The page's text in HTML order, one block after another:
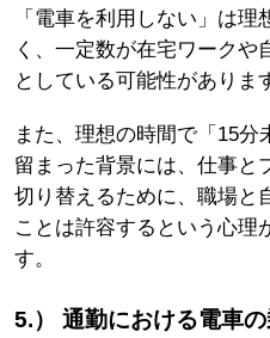
「電車を利用しない」は
く、一定数が在宅ワークや
としている可能性がありま
また、理想の時間で「15
留まった背景には、仕事と
切り替えるために、職場と
ことは許容するという心理
す。
5.） 通勤における電車